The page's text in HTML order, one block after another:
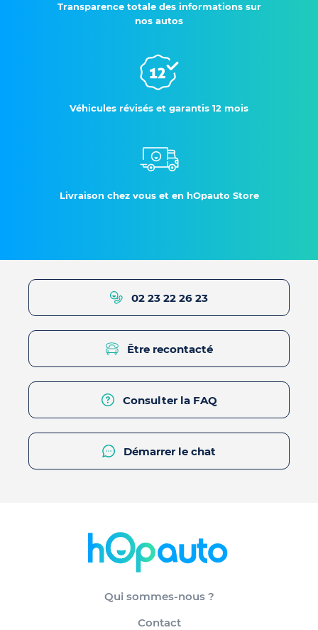
Transparence totale des informations sur
nos autos
Véhicules révisés et garantis 12 mois
Livraison chez vous et en hOpauto Store
02 23 22 26 23
Être recontacté
Consulter la FAQ
Démarrer le chat
Qui sommes-nous ?
Contact